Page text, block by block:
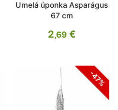
Umelá úponka Asparágus
67 cm
2,69€
-47%